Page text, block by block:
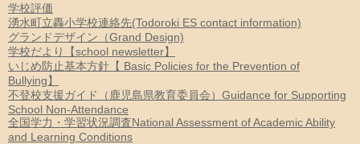
学校評価
湧水町立轟小学校連絡先(Todoroki ES contact information)
グランドデザイン（Grand Design)
学校だより【school newsletter】
いじめ防止基本方針【 Basic Policies for the Prevention of
Bullying】
不登校支援ガイド（鹿児島県教育委員会）Guidance for Supporting
School Non-Attendance
全国学力・学習状況調査National Assessment of Academic Ability
and Learning Conditions